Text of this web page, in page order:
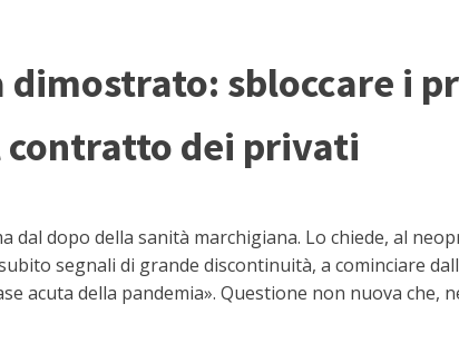
dimostrato: sbloccare i
dei privati
dal dopo della sanità marchigiana. Lo chiede, al
segnali di grande discontinuità, a cominciare
acuta della pandemia». Questione non nuova che,